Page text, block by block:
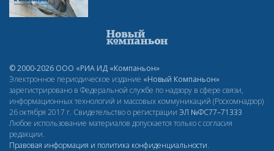
© 2000-2026 ООО «РИА ИД «Компаньон»
Электронное периодическое издание «Новый Компаньон»
зарегистрировано в Федеральной службе по надзору в сфере связи,
информационных технологий и массовых коммуникаций (Роскомнадзор)
26 октября 2017 г. Свидетельство о регистрации ЭЛ №ФС77–71333
Любое использование материалов допускается только с согласия
редакции.
Правовая информация и политика конфиденциальности.